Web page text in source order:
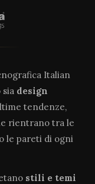
Italian
design
tendenze,
rientrano tra le
le pareti di ogni
stili e temi